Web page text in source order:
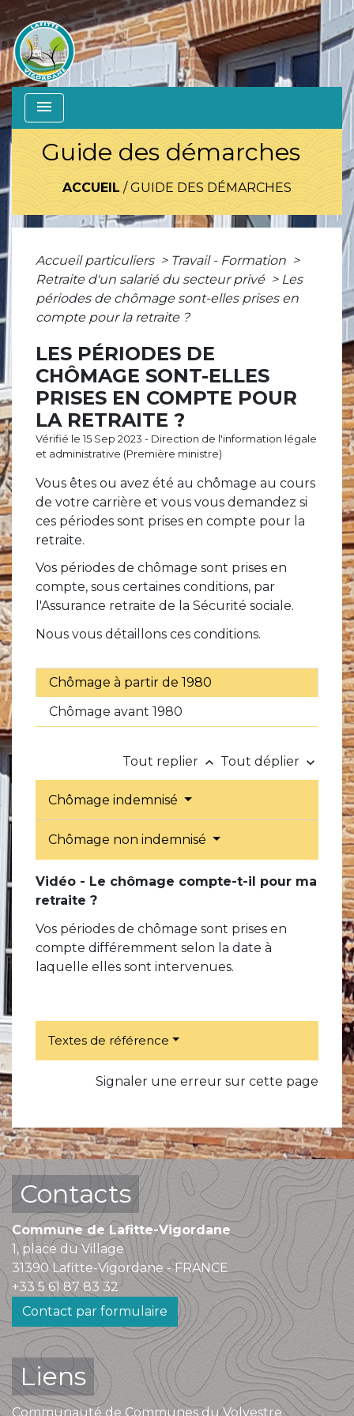
menu
Guide des démarches
ACCUEIL /GUIDE DES DÉMARCHES
Accueil particuliers > Travail - Formation >
Retraite d'un salarié du secteur privé > Les
périodes de chômage sont-elles prises en
compte pour la retraite ?
LES PÉRIODES DE
CHÔMAGE SONT-ELLES
PRISES EN COMPTE POUR
LA RETRAITE ?
Vérifié le 15 Sep 2023 - Direction de l'information légale
et administrative (Première ministre)
Vous êtes ou avez été au chômage au cours
de votre carrière et vous vous demandez si
ces périodes sont prises en compte pour la
retraite.
Vos périodes de chômage sont prises en
compte, sous certaines conditions, par
l'Assurance retraite de la Sécurité sociale.
Nous vous détaillons ces conditions.
Chômage à partir de 1980
Chômage avant 1980
Tout replier keyboard_arrow_up Tout déplier keyboard_arrow_down
Chômage indemnisé
Chômage non indemnisé
Vidéo - Le chômage compte-t-il pour ma
retraite ?
Vos périodes de chômage sont prises en
compte différemment selon la date à
laquelle elles sont intervenues.
Textes de référence
Signaler une erreur sur cette page
Contacts
Commune de Lafitte-Vigordane
1, place du Village
31390 Lafitte-Vigordane - FRANCE
+33 5 61 87 83 32
Contact par formulaire
Liens
Communauté de Communes du Volvestre